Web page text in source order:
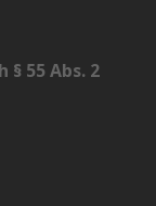
55 Abs. 2